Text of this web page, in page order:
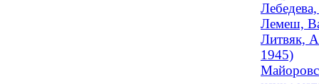
Лемеш,
Литвяк,
1945)